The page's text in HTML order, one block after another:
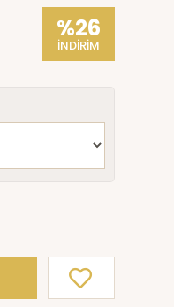
%26
İNDİRİM